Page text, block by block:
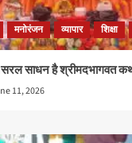
मनोरंजन व्यापार शिक्षा
सरल साधन है श्रीमदभागवत
11, 2026